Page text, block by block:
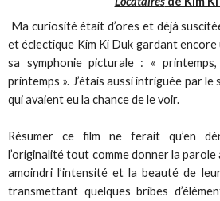
Ma curiosité était d’ores et déjà
et éclectique Kim Ki Duk gardant encore
sa symphonie picturale : «
printemps ». J’étais aussi intriguée par
qui avaient eu la chance de le voir.
Résumer ce film ne ferait qu’en
l’originalité tout comme donner la
amoindri l’intensité et la beauté de
transmettant quelques bribes